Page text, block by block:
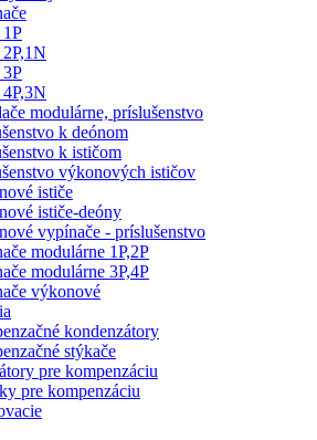
1P
3P
modulárne, príslušenstvo
k deónom
k ističom
výkonových ističov
ističe
ističe-deóny
vypínače - príslušenstvo
modulárne 1P,2P
modulárne 3P,4P
výkonové
kondenzátory
stýkače
pre kompenzáciu
pre kompenzáciu